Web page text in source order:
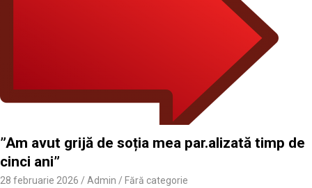
”Am avut grijă de soția mea par.alizată timp de
cinci ani”
28 februarie 2026 Admin Fără categorie